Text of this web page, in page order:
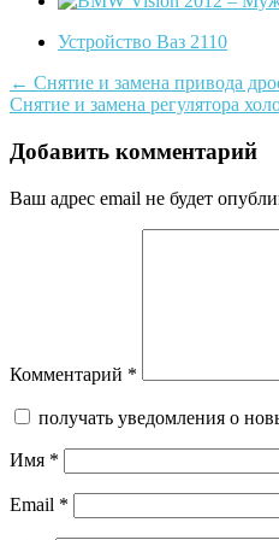
Устройство Ваз 2110
Post
navigation
← Снятие и замена привода
Снятие и замена регулятора
Добавить комментарий
Ваш адрес email не будет
Комментарий *
получать уведомления о
Имя *
Email *